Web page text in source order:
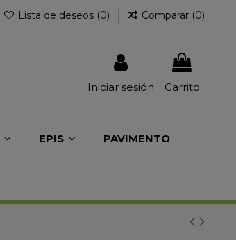
Lista de deseos (0) Comparar (0)
Iniciar sesión Carrito
EPIS PAVIMENTO